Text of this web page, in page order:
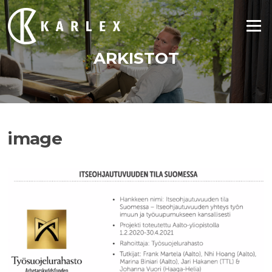
Siirry
suoraan
sisältöön
Valikko
ARKISTOT
image